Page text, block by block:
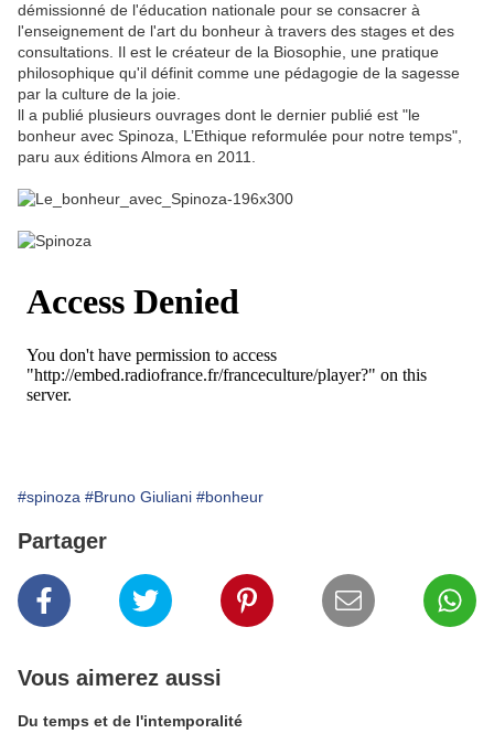
démissionné de l'éducation nationale pour se consacrer à
l'enseignement de l'art du bonheur à travers des stages et des
consultations. Il est le créateur de la Biosophie, une pratique
philosophique qu'il définit comme une pédagogie de la sagesse
par la culture de la joie.
ll a publié plusieurs ouvrages dont le dernier publié est "le
bonheur avec Spinoza, L’Ethique reformulée pour notre temps",
paru aux éditions Almora en 2011.
#spinoza #Bruno Giuliani #bonheur
Partager
Vous aimerez aussi
Du temps et de l'intemporalité